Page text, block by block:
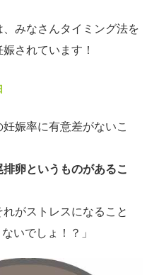
みなさんタイミング法を
されています！
娠率に有意差がないこ
卵というものがあるこ
がストレスになること
いでしょ！？」